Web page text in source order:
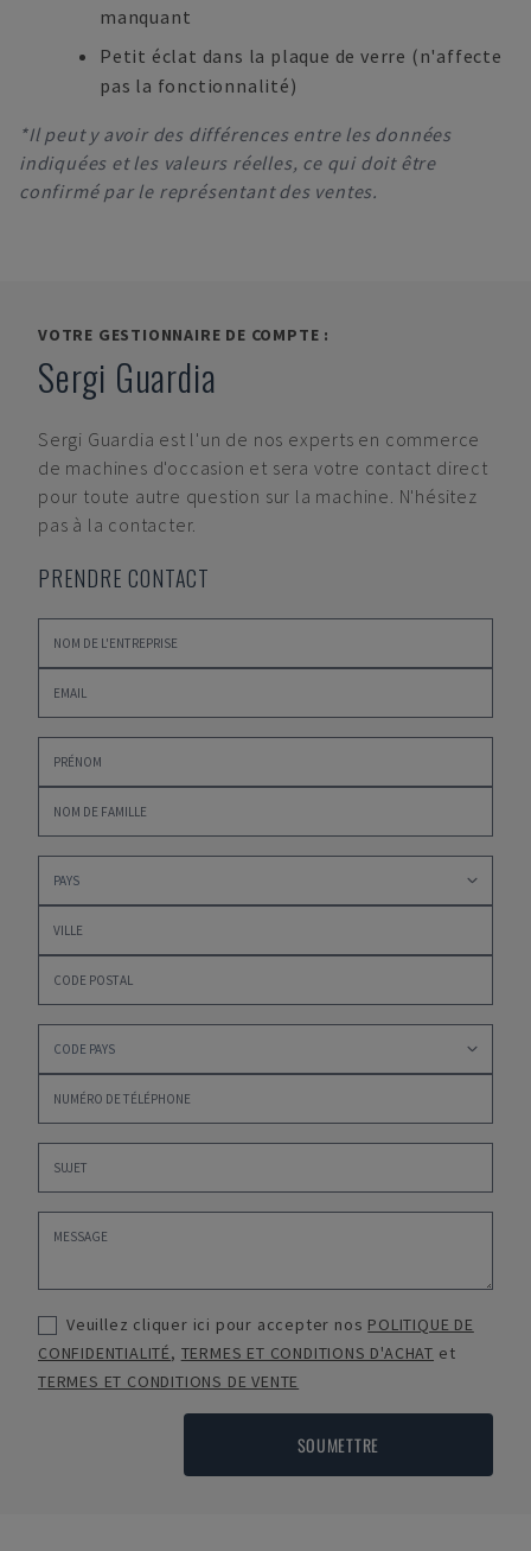
manquant
Petit éclat dans la plaque de verre (n'affecte
pas la fonctionnalité)
*Il peut y avoir des différences entre les données
indiquées et les valeurs réelles, ce qui doit être
confirmé par le représentant des ventes.
VOTRE GESTIONNAIRE DE COMPTE :
Sergi Guardia
Sergi Guardia est l'un de nos experts en commerce
de machines d'occasion et sera votre contact direct
pour toute autre question sur la machine. N'hésitez
pas à la contacter.
PRENDRE CONTACT
Veuillez cliquer ici pour accepter nos POLITIQUE DE
CONFIDENTIALITÉ, TERMES ET CONDITIONS D'ACHAT et
TERMES ET CONDITIONS DE VENTE
SOUMETTRE